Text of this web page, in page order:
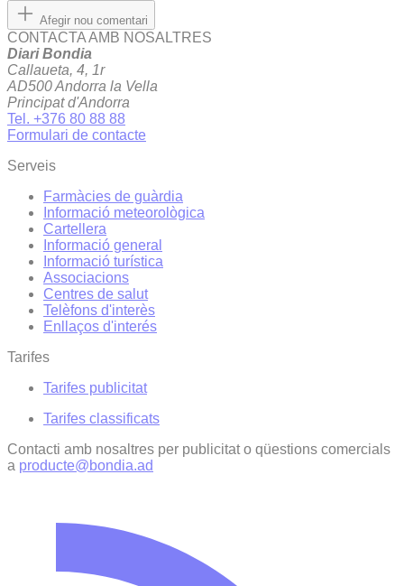
Afegir nou comentari
CONTACTA AMB NOSALTRES
Diari Bondia
Callaueta, 4, 1r
AD500 Andorra la Vella
Principat d'Andorra
Tel. +376 80 88 88
Formulari de contacte
Serveis
Farmàcies de guàrdia
Informació meteorològica
Cartellera
Informació general
Informació turística
Associacions
Centres de salut
Telèfons d'interès
Enllaços d'interés
Tarifes
Tarifes publicitat
Tarifes classificats
Contacti amb nosaltres per publicitat o qüestions comercials
a producte@bondia.ad